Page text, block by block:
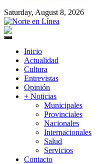
Saturday, August 8, 2026
Norte en Línea
Primary
Inicio
Actualidad
Cultura
Entrevistas
Opinión
+ Noticias
Municipales
Provinciales
Nacionales
Internacionales
Salud
Servicios
Contacto